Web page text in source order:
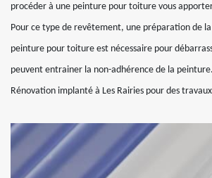
procéder à une peinture pour toiture vous
Pour ce type de revêtement, une préparation de
peinture pour toiture est nécessaire pour
peuvent entrainer la non-adhérence de la
Rénovation implanté à Les Rairies pour des